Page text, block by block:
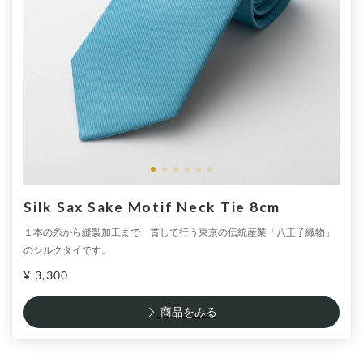
Silk Sax Sake Motif Neck Tie 8cm
１本の糸から縫製加工まで一貫して行う東京の伝統産業「八王子織物」
のシルクタイです。
¥ 3,300
商品をみる